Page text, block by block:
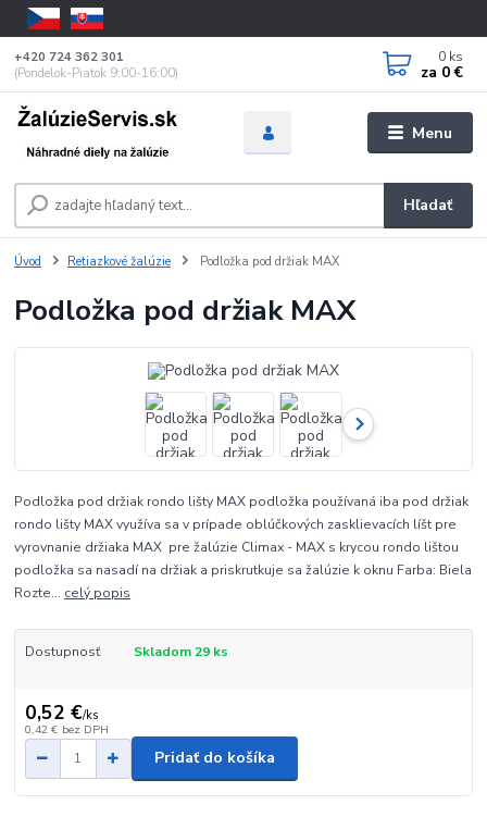
Menu
Hľadať
+420 724 362 301
(Pondelok-Piatok 9:00-16:00)
0 ks
za 0 €
Úvod Retiazkové žalúzie Podložka pod držiak MAX
Podložka pod držiak MAX
Podložka pod držiak rondo lišty MAX podložka používaná iba pod držiak
rondo lišty MAX využíva sa v prípade oblúčkových zasklievacích líšt pre
vyrovnanie držiaka MAX pre žalúzie Climax - MAX s krycou rondo lištou
podložka sa nasadí na držiak a priskrutkuje sa žalúzie k oknu Farba: Biela
Rozte... celý popis
Dostupnosť Skladom 29 ks
0,52 €/ks
0,42 € bez DPH
Pridať do košíka